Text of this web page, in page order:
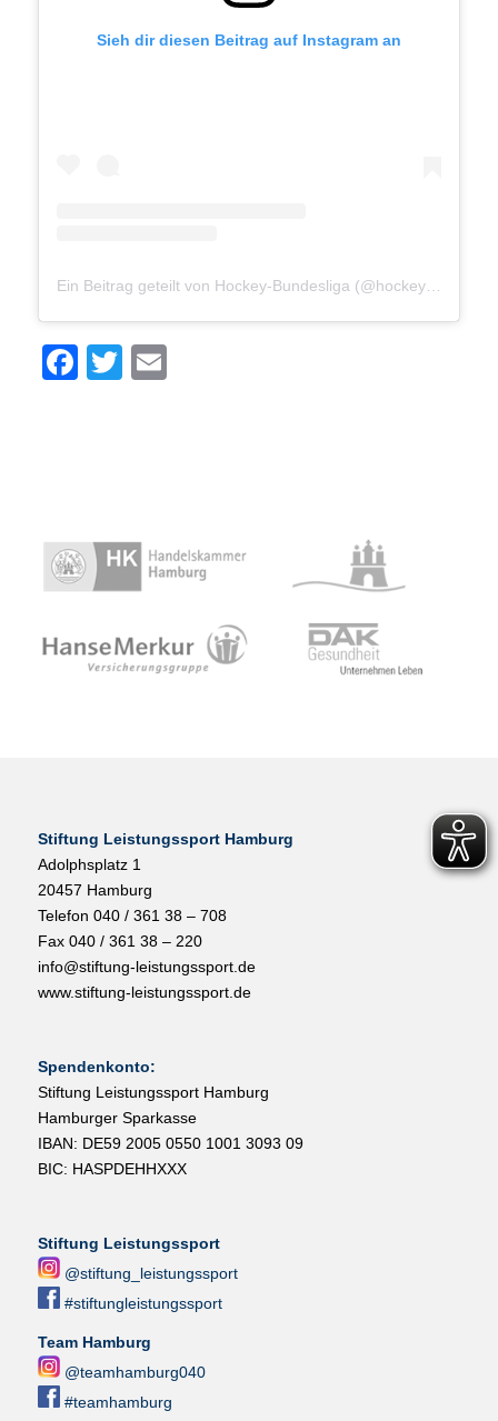
Sieh dir diesen Beitrag auf Instagram an
Ein Beitrag geteilt von Hockey-Bundesliga (@hockey_bundesliga)
Facebook
Twitter
Stiftung Leistungssport Hamburg
Adolphsplatz 1
20457 Hamburg
Telefon 040 / 361 38 – 708
Fax 040 / 361 38 – 220
info@stiftung-leistungssport.de
www.stiftung-leistungssport.de
Spendenkonto:
Stiftung Leistungssport Hamburg
Hamburger Sparkasse
IBAN: DE59 2005 0550 1001 3093 09
BIC: HASPDEHHXXX
Stiftung Leistungssport
@stiftung_leistungssport
#stiftungleistungssport
Team Hamburg
@teamhamburg040
#teamhamburg